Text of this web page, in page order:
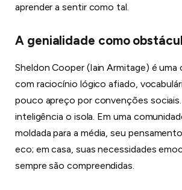
aprender a sentir como tal.
A genialidade como
Sheldon Cooper (Iain Armitage) é uma
com raciocínio lógico afiado,
pouco apreço por convenções
inteligência o isola. Em uma
moldada para a média, seu
eco; em casa, suas necessidades
sempre são compreendidas.